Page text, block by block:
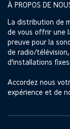
À PROPOS DE
La distribution de
de vous offrir une
preuve pour la
de radio/
d'installations fixes.
Accordez nous
expérience et de